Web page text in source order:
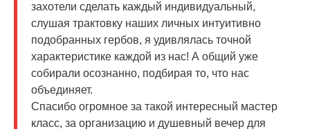
захотели сделать каждый индивидуальный,
слушая трактовку наших личных интуитивно
подобранных гербов, я удивлялась точной
характеристике каждой из нас! А общий уже
собирали осознанно, подбирая то, что нас
объединяет.
Спасибо огромное за такой интересный мастер
класс, за организацию и душевный вечер для